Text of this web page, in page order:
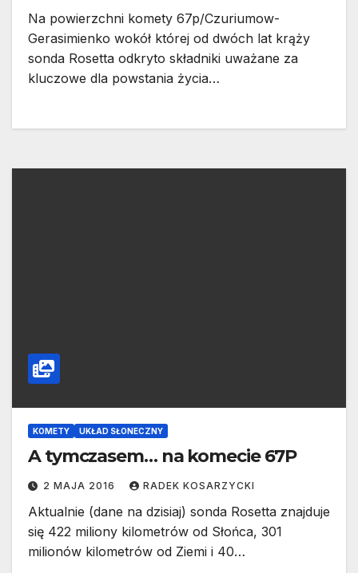
Na powierzchni komety 67p/Czuriumow-
Gerasimienko wokół której od dwóch lat krąży
sonda Rosetta odkryto składniki uważane za
kluczowe dla powstania życia…
KOMETY UKŁAD SŁONECZNY
A tymczasem… na komecie 67P
2 MAJA 2016 RADEK KOSARZYCKI
Aktualnie (dane na dzisiaj) sonda Rosetta znajduje
się 422 miliony kilometrów od Słońca, 301
milionów kilometrów od Ziemi i 40…